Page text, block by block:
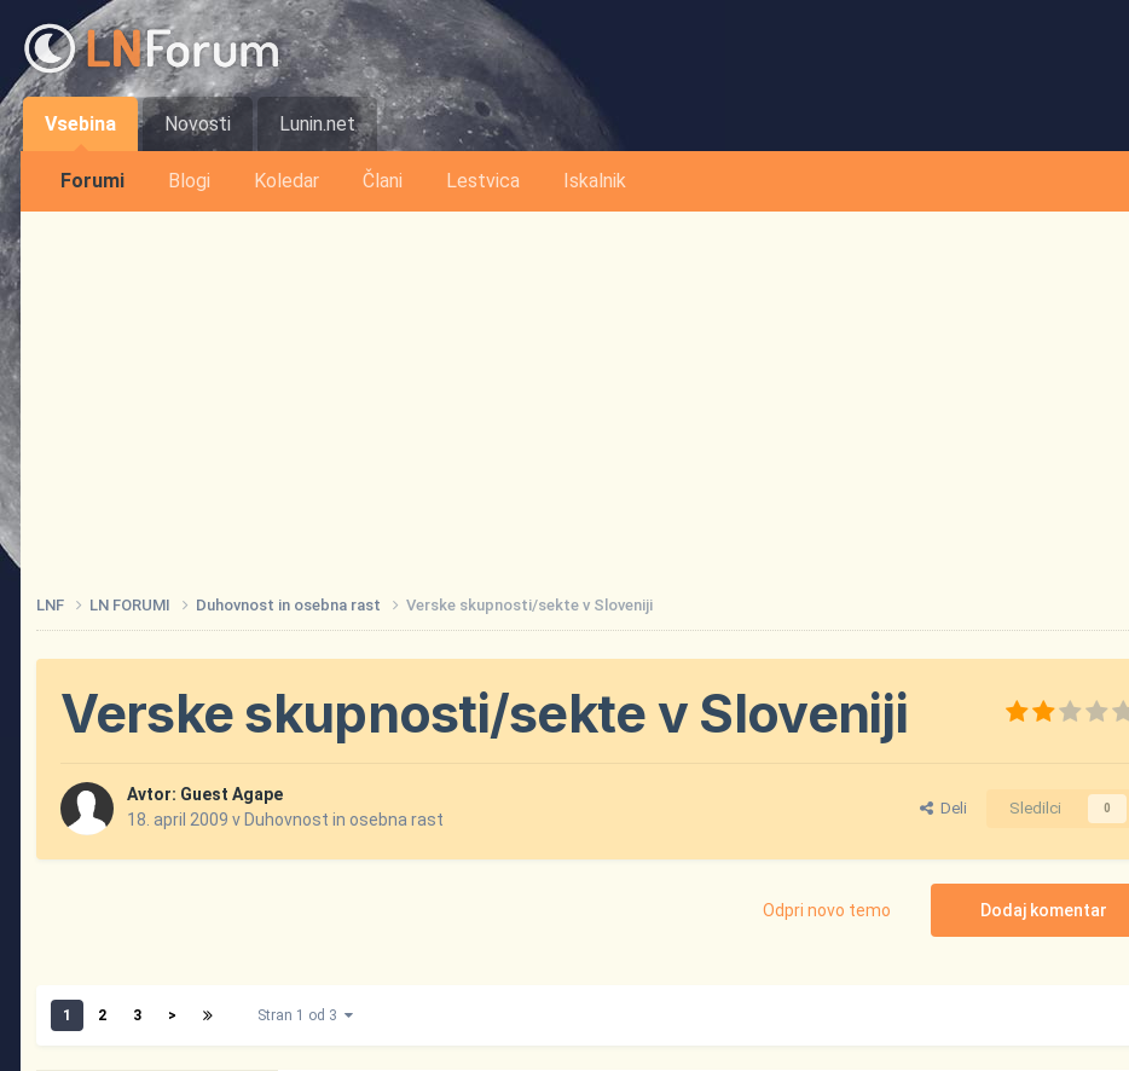
Vsebina
Forumi Blogi Koledar Člani Lestvica Iskalnik
Novosti Lunin.net
LNF LN FORUMI Duhovnost in osebna rast Verske skupnosti/sekte v Sloveniji
Verske skupnosti/sekte v Sloveniji
Avtor: Guest Agape
18. april 2009 v Duhovnost in osebna rast
Deli Sledilci 0
Dodaj komentar
Odpri novo temo
1 2 3 > Stran 1 od 3